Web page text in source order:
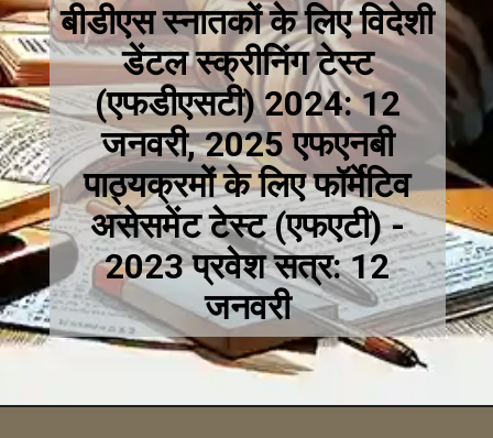
बीडीएस स्नातकों के लिए विदेशी
डेंटल स्क्रीनिंग टेस्ट
(एफडीएसटी) 2024: 12
जनवरी, 2025 एफएनबी
पाठ्यक्रमों के लिए फॉर्मेटिव
असेसमेंट टेस्ट (एफएटी) -
2023 प्रवेश सत्र: 12
जनवरी